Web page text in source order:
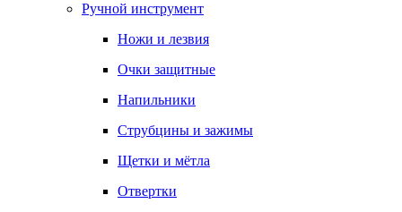
Ручной инструмент
Ножи и лезвия
Очки защитные
Напильники
Струбцины и зажимы
Щетки и мётла
Отвертки